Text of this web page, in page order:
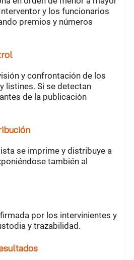
y los funcionarios
premios y números
y confrontación de los
listines. Si se detectan
de la publicación
se imprime y distribuye a
también al
por los intervinientes y
y trazabilidad.